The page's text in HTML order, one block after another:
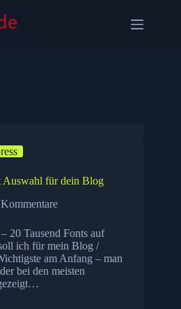
Auswahl für dein Blog
20 Tausend Fonts auf
ich für mein Blog /
am Anfang – man
bei den meisten